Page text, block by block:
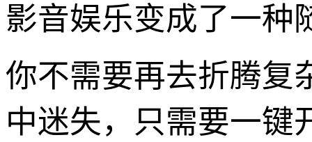
影音娱乐变成了一种
你不需要再去折腾复
中迷失，只需要一键